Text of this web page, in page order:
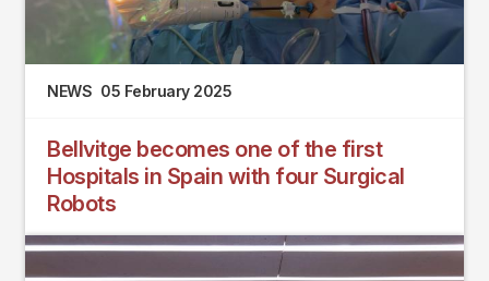
NEWS 05 February 2025
Bellvitge becomes one of the first
Hospitals in Spain with four Surgical
Robots